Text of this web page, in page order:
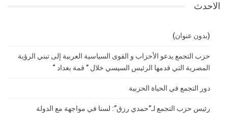
الاحدث
(بدون عنوان)
حزب التجمع يدعو الأحزاب و القوى السياسية العربية إلى تبني الرؤية
المصرية التي قدمها الرئيس السيسي خلال ” قمة بغداد “
دور التجمع في الحياة الحزبية
رئيس حزب التجمع لـ”حمدي رزق”: لسنا في مواجهة مع الدولة